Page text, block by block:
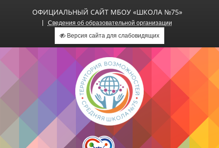
ОФИЦИАЛЬНЫЙ САЙТ МБОУ «ШКОЛА №75»
Сведения об образовательной организации
Версия сайта для слабовидящих
Официальный сайт МБОУ